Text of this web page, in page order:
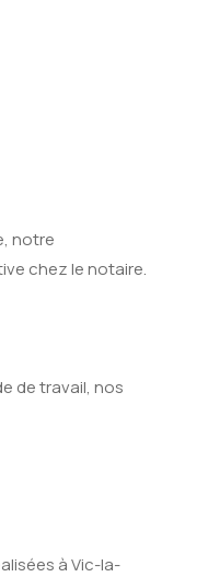
notre
chez le notaire.
de travail, nos
à Vic-la-